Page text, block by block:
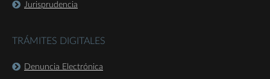
Jurisprudencia
TRÁMITES DIGITALES
Denuncia Electrónica